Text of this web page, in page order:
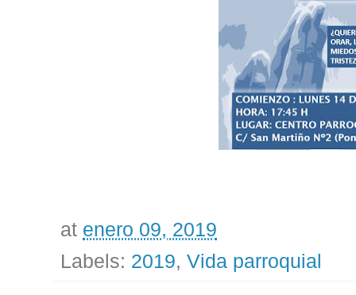
at enero 09, 2019
Labels: 2019, Vida parroquial